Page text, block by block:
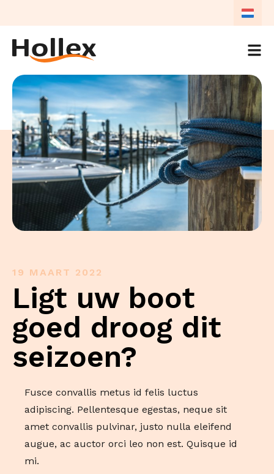
NL
19 MAART 2022
Ligt uw boot
goed droog dit
seizoen?
Fusce convallis metus id felis luctus
adipiscing. Pellentesque egestas, neque sit
amet convallis pulvinar, justo nulla eleifend
augue, ac auctor orci leo non est. Quisque id
mi.